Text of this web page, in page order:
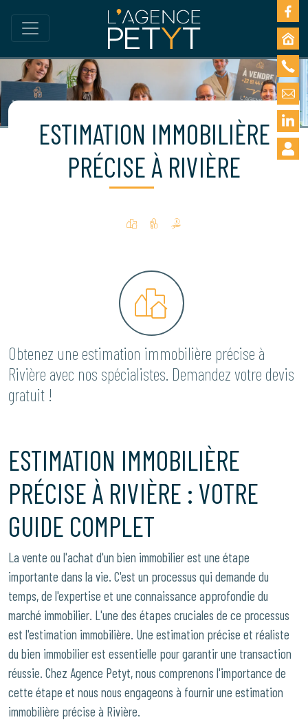
ESTIMATION IMMOBILIÈRE
PRÉCISE À RIVIÈRE
Obtenez une estimation immobilière précise à
Rivière avec nos spécialistes. Demandez votre devis
gratuit !
ESTIMATION IMMOBILIÈRE
PRÉCISE À RIVIÈRE : VOTRE
GUIDE COMPLET
La vente ou l'achat d'un bien immobilier est une étape
importante dans la vie. C'est un processus qui demande du
temps, de l'expertise et une connaissance approfondie du
marché immobilier. L'une des étapes cruciales de ce processus
est l'estimation immobilière. Une estimation précise et réaliste
du bien immobilier est essentielle pour garantir une transaction
réussie. Chez Agence Petyt, nous comprenons l'importance de
cette étape et nous nous engageons à fournir une estimation
immobilière précise à Rivière.